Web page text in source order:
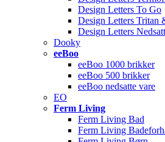
Design Letters To Go
Design Letters Tritan
Design Letters
Dooky
eeBoo
eeBoo 1000 brikker
eeBoo 500 brikker
eeBoo nedsatte vare
EO
Ferm Living
Ferm Living Bad
Ferm Living